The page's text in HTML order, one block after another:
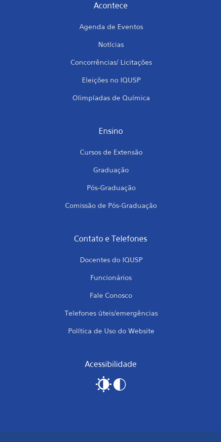
Acontece
Agenda de Eventos
Notícias
Concorrências/ Licitações
Eleições no IQUSP
Olimpíadas de Química
Ensino
Cursos de Extensão
Graduação
Pós-Graduação
Comissão de Pós-Graduação
Contato e Telefones
Docentes do IQUSP
Funcionários
Fale Conosco
Telefones úteis/emergências
Política de Uso do Website
Acessibilidade